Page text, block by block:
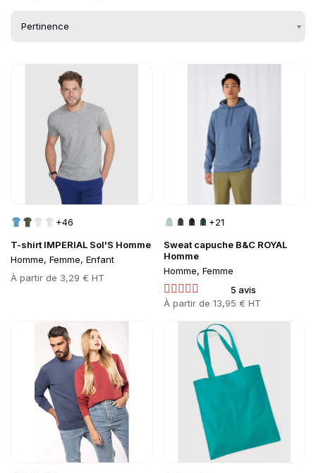
Liste des produits
T-shirt IMPERIAL Sol'S Homme
Homme, Femme, Enfant
Prix
À partir de 3,29 € HT
+46
Go to product page
Sweat capuche B&C ROYAL
Homme
Homme, Femme
5 avis
Prix
À partir de 13,95 € HT
+21
Go to product page
Go to product page Go to product page